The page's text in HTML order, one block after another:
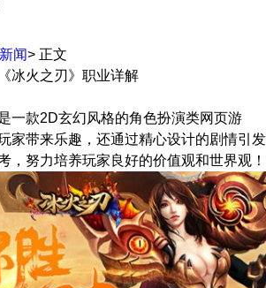
闻> 正文
冰火之刃》职业详解
一款2D玄幻风格的角色扮演类网页游
家带来乐趣，还通过精心设计的剧情引发
，努力培养玩家良好的价值观和世界观！